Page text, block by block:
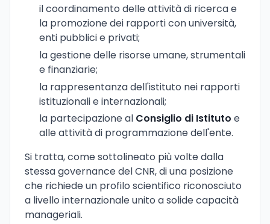
il coordinamento delle attività di ricerca e
la promozione dei rapporti con università,
enti pubblici e privati;
la gestione delle risorse umane, strumentali
e finanziarie;
la rappresentanza dell'istituto nei rapporti
istituzionali e internazionali;
la partecipazione al Consiglio di Istituto e
alle attività di programmazione dell'ente.
Si tratta, come sottolineato più volte dalla
stessa governance del CNR, di una posizione
che richiede un profilo scientifico riconosciuto
a livello internazionale unito a solide capacità
manageriali.